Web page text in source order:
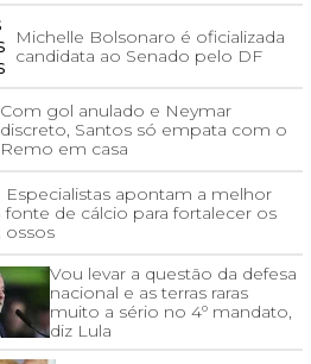
Michelle Bolsonaro é oficializada
candidata ao Senado pelo DF
Com gol anulado e Neymar
discreto, Santos só empata com o
Remo em casa
Especialistas apontam a melhor
fonte de cálcio para fortalecer os
ossos
Vou levar a questão da defesa
nacional e as terras raras
muito a sério no 4º mandato,
diz Lula